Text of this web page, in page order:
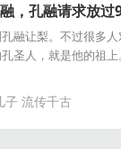
，孔融请求放
融让梨。不过很多
圣人，就是他的祖
子 流传千古